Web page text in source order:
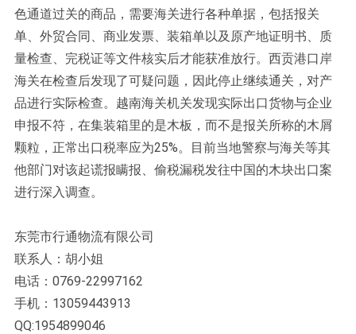
色通道过关的商品，需要海关进行各种单据，包括报关
单、外贸合同、商业发票、装箱单以及原产地证明书、质
量检查、完税证等文件核实后才能获准放行。西贡港口岸
海关在检查后发现了可疑问题，因此停止继续通关，对产
品进行实际检查。越南海关机关发现实际出口货物与企业
申报不符，在集装箱里的是木板，而不是报关所称的木屑
颗粒，正常出口税率应为25%。目前当地警察与海关等其
他部门对该起谎报瞒报、偷税漏税发往中国的木块出口案
进行深入调查。
东莞市行通物流有限公司
联系人：胡小姐
电话：0769-22997162
手机：13059443913
QQ:1954899046